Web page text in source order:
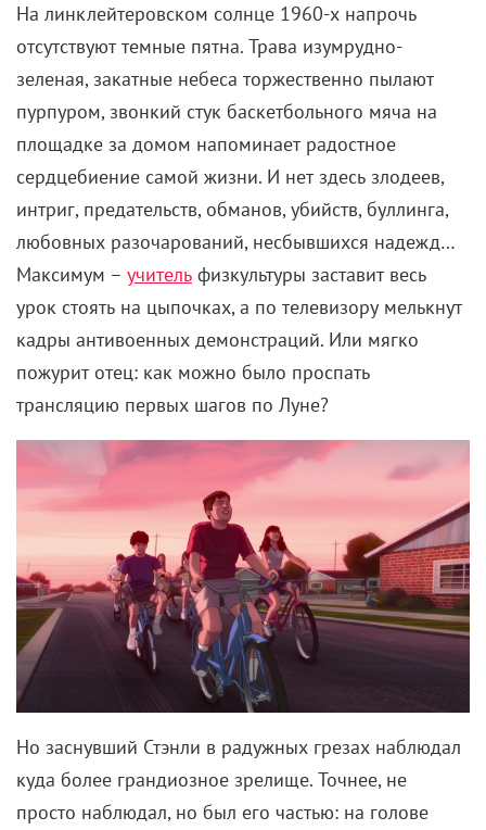
На линклейтеровском солнце 1960-х напрочь
отсутствуют темные пятна. Трава изумрудно-
зеленая, закатные небеса торжественно пылают
пурпуром, звонкий стук баскетбольного мяча на
площадке за домом напоминает радостное
сердцебиение самой жизни. И нет здесь злодеев,
интриг, предательств, обманов, убийств, буллинга,
любовных разочарований, несбывшихся надежд…
Максимум – учитель физкультуры заставит весь
урок стоять на цыпочках, а по телевизору мелькнут
кадры антивоенных демонстраций. Или мягко
пожурит отец: как можно было проспать
трансляцию первых шагов по Луне?
Но заснувший Стэнли в радужных грезах наблюдал
куда более грандиозное зрелище. Точнее, не
просто наблюдал, но был его частью: на голове